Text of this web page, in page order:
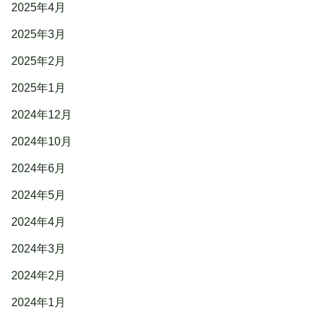
2025年4月
2025年3月
2025年2月
2025年1月
2024年12月
2024年10月
2024年6月
2024年5月
2024年4月
2024年3月
2024年2月
2024年1月